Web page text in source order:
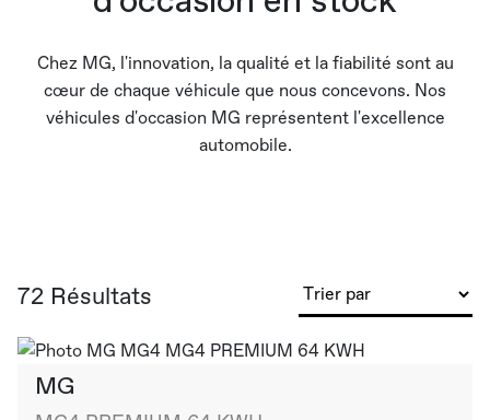
Chez MG, l'innovation, la qualité et la fiabilité sont au
cœur de chaque véhicule que nous concevons. Nos
véhicules d'occasion MG représentent l'excellence
automobile.
72 Résultats
MG